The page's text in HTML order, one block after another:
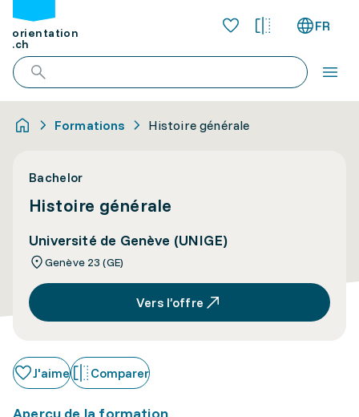
orientation
.ch
FR
Formations Histoire générale
Bachelor
Histoire générale
Université de Genève (UNIGE)
Genève 23 (GE)
Vers l’offre
J'aime Comparer